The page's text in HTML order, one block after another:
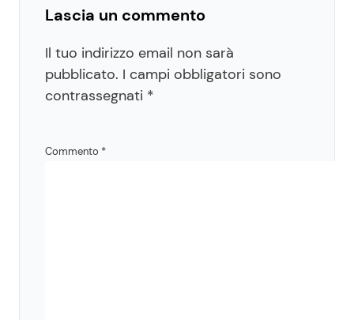
Lascia un commento
Il tuo indirizzo email non sarà
pubblicato. I campi obbligatori sono
contrassegnati *
Commento *